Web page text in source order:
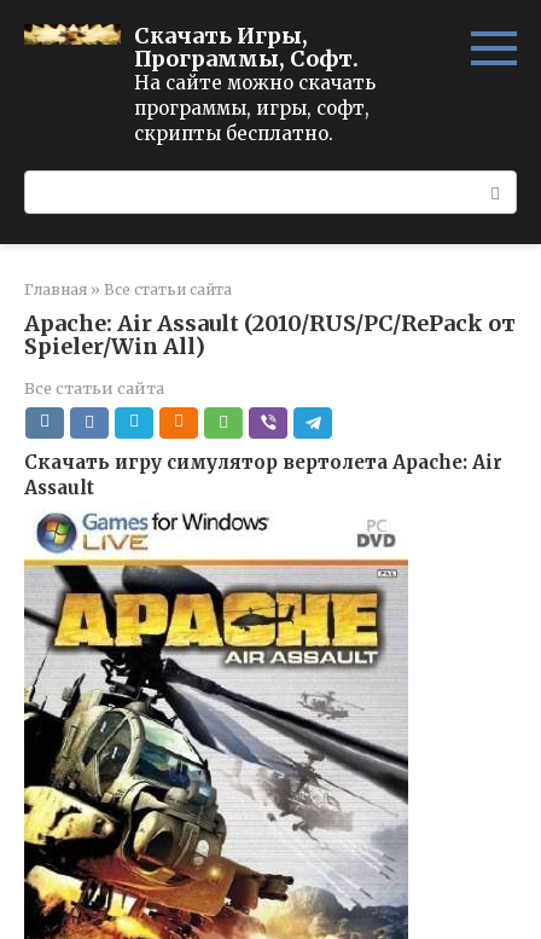
Скачать Игры,
Программы, Софт.
На сайте можно скачать
программы, игры, софт,
скрипты бесплатно.
Главная » Все статьи сайта
Apache: Air Assault (2010/RUS/PC/RePack от
Spieler/Win All)
Все статьи сайта
Скачать игру симулятор вертолета Apache: Air
Assault